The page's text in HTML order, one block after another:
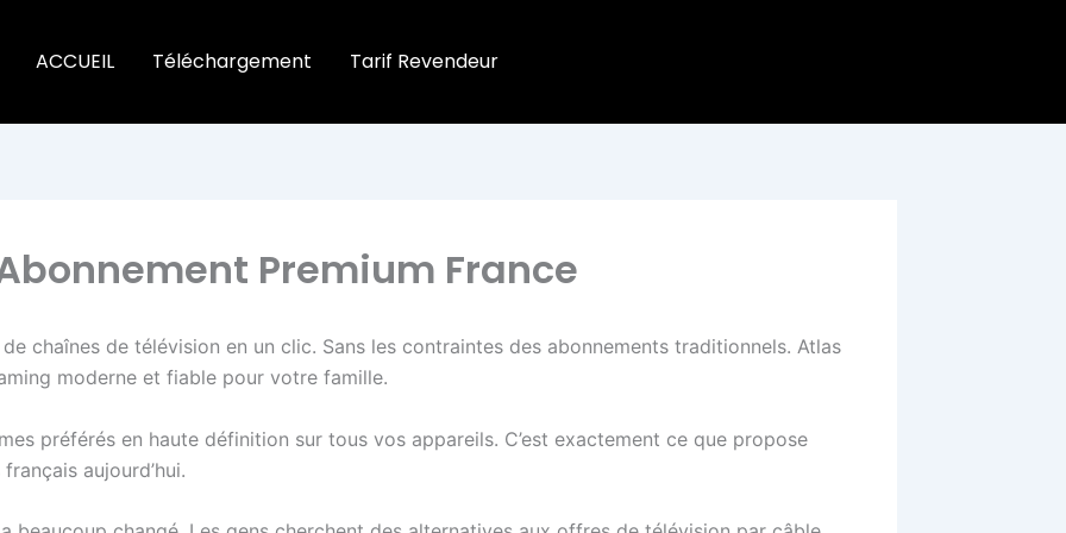
ACCUEIL Téléchargement Tarif Revendeur
Premium France
chaînes de télévision en un clic. Sans les contraintes des abonnements traditionnels. Atlas
moderne et fiable pour votre famille.
préférés en haute définition sur tous vos appareils. C’est exactement ce que propose
aujourd’hui.